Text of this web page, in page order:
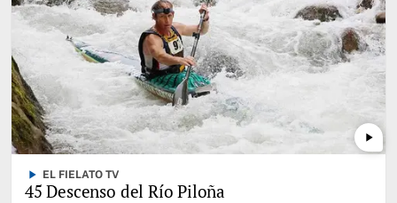
play_arrow
play_arrow EL FIELATO TV
45 Descenso del Río Piloña